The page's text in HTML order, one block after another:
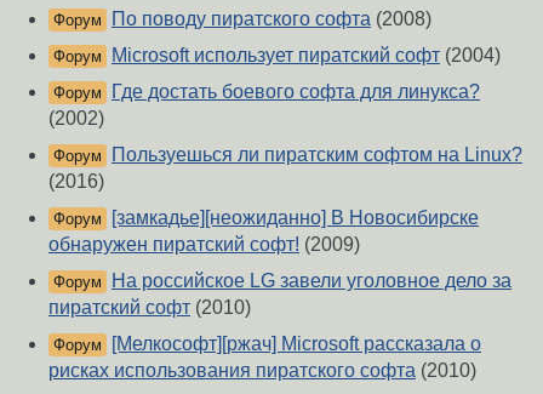
Форум По поводу пиратского софта (2008)
Форум Microsoft использует пиратский софт (2004)
Форум
Где достать боевого софта для линукса?
(2002)
Форум
Пользуешься ли пиратским софтом на Linux?
(2016)
Форум
[замкадье][неожиданно] В Новосибирске
обнаружен пиратский софт! (2009)
Форум
На российское LG завели уголовное дело за
пиратский софт (2010)
Форум
[Мелкософт][ржач] Microsoft рассказала о
рисках использования пиратского софта (2010)